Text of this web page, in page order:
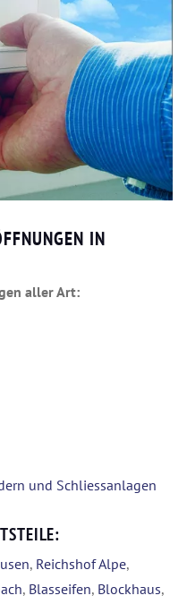
IN
aller Art:
und Schliessanlagen
, Reichshof Alpe,
, Blasseifen, Blockhaus,